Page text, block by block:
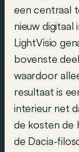
een centraal
nieuw
LightVisio
bovenste
waardoor
resultaat is
interieur net
de kosten de
de Dacia-